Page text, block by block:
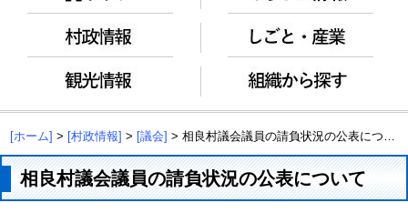
[ホーム] > [村政情報] > [議会] > 相良村議会議員の請負状況の公表について
相良村議会議員の請負状況の公表について